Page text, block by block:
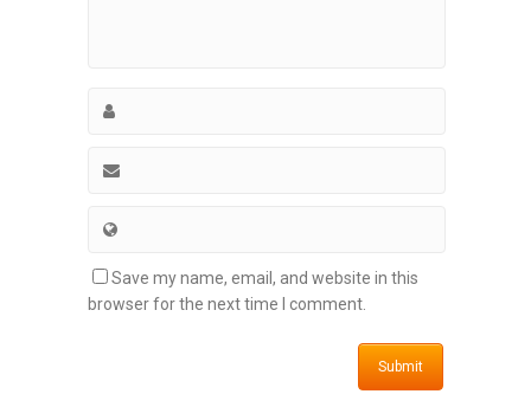
Save my name, email, and website in this
browser for the next time I comment.